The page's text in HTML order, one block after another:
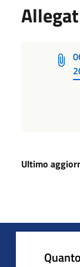
Ultimo